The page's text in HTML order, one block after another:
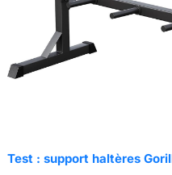
Test : support haltères